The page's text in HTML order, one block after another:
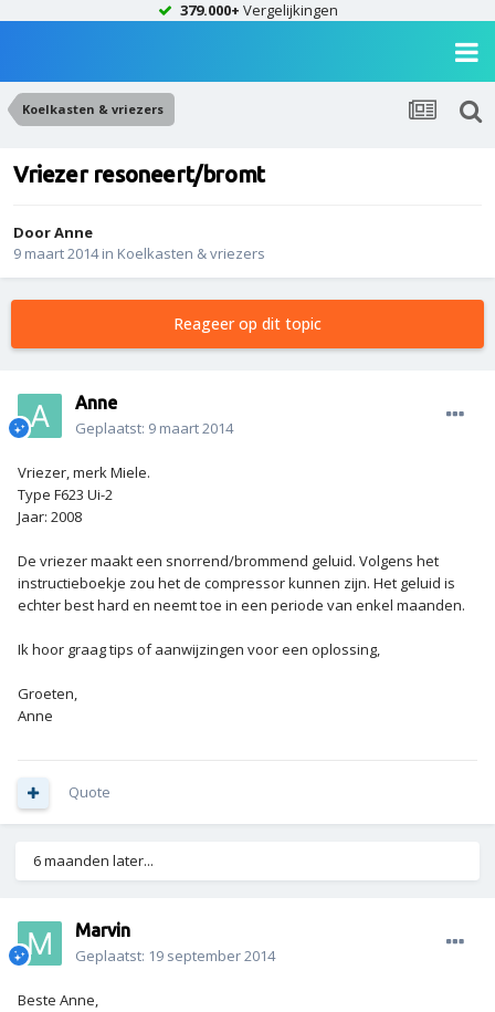
379.000+ Vergelijkingen
Koelkasten & vriezers
Vriezer resoneert/bromt
DoorAnne
9 maart 2014in Koelkasten & vriezers
Reageer op dit topic
Anne
Geplaatst: 9 maart 2014
Vriezer, merk Miele.
Type F623 Ui-2
Jaar: 2008
De vriezer maakt een snorrend/brommend geluid. Volgens het
instructieboekje zou het de compressor kunnen zijn. Het geluid is
echter best hard en neemt toe in een periode van enkel maanden.
Ik hoor graag tips of aanwijzingen voor een oplossing,
Groeten,
Anne
Quote
6 maanden later...
Marvin
Geplaatst: 19 september 2014
Beste Anne,